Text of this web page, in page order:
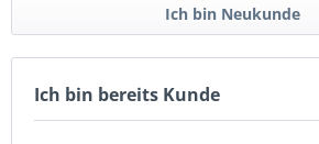
Ich bin Neukunde
Ich bin bereits Kunde